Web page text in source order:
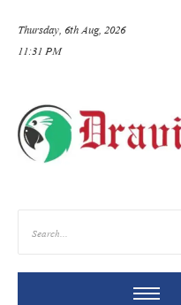
Thursday, 6th Aug, 2026
11:31 PM